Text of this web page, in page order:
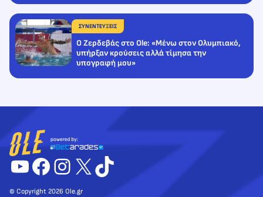
ΣΥΝΕΝΤΕΥΞΕΙΣ
Ο Ζερδεβάς στο Ole: «Μένω στον Ολυμπιακό,
υπήρξαν κρούσεις αλλά τίμησα την
υπογραφή μου»
YouTube
Facebook
Instagram
X TikTok
© Copyright 2026 Ole.gr